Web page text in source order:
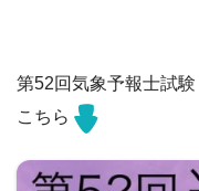
第52回気象予報士試
こちら